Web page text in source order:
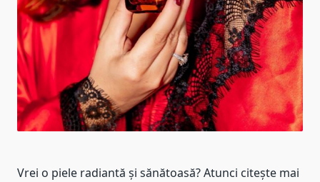
Vrei o piele radiantă și sănătoasă? Atunci citește mai